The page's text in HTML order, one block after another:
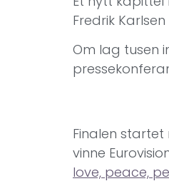
Fredrik
Om lag tusen
Finalen
vinne
love, peace,